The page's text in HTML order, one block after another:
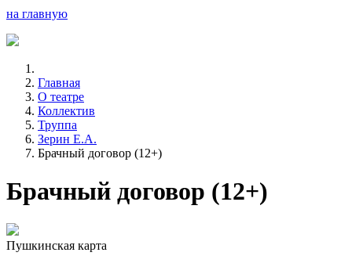
на главную
Главная
О театре
Коллектив
Труппа
Зерин Е.А.
Брачный договор (12+)
Брачный договор (12+)
Пушкинская карта